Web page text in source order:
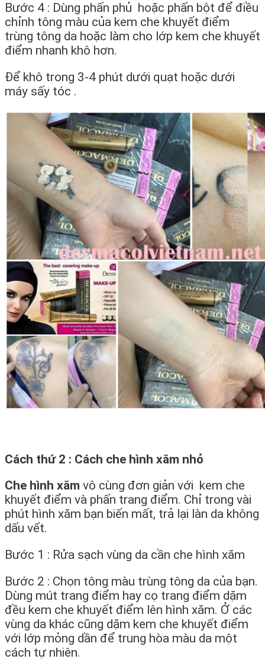
Bước 4 : Dùng phấn phủ hoặc phấn bột để điều
chỉnh tông màu của kem che khuyết điểm
trùng tông da hoặc làm cho lớp kem che khuyết
điểm nhanh khô hơn.
Để khô trong 3-4 phút dưới quạt hoặc dưới
máy sấy tóc .
Cách thứ 2 : Cách che hình xăm nhỏ
Che hình xăm vô cùng đơn giản với kem che
khuyết điểm và phấn trang điểm. Chỉ trong vài
phút hình xăm bạn biến mất, trả lại làn da không
dấu vết.
Bước 1 : Rửa sạch vùng da cần che hình xăm
Bước 2 : Chọn tông màu trùng tông da của bạn.
Dùng mút trang điểm hay cọ trang điểm dặm
đều kem che khuyết điểm lên hình xăm. Ở các
vùng da khác cũng dặm kem che khuyết điểm
với lớp mỏng dần để trung hòa màu da một
cách tự nhiên.